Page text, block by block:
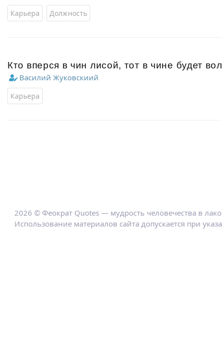
Карьера Должность
Кто вперся в чин лисой, тот в чине будет
Василий Жуковскиий
Карьера
2026 © Феократ Quotes — мудрость человечества в
Использование материалов сайта допускается при